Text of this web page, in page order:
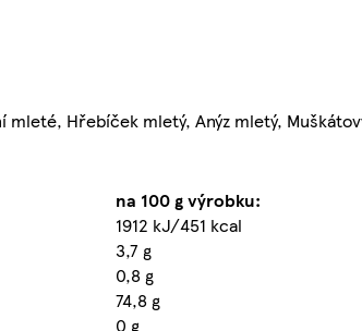
Hřebíček mletý, Anýz mletý,
na 100 g výrobku:
1912 kJ/451 kcal
3,7 g
0,8 g
74,8 g
0 g